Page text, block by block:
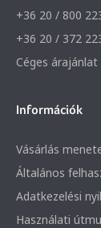
+36 20 / 800
+36 20 / 372
Céges árajánlat
Információk
Vásárlás
Általános
Adatkezelési
Használati